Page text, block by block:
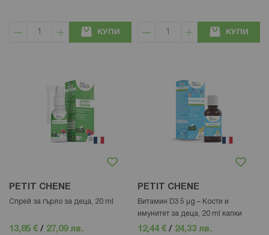
КУПИ КУПИ
PETIT CHENE
Спрей за гърло за деца, 20 ml
13,85 € / 27,09 лв.
PETIT CHENE
Витамин D3 5 µg – Кости и
имунитет за деца, 20 ml капки
12,44 € / 24,33 лв.